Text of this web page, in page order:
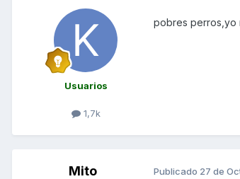
Usuarios
1,7k
pobres perros,yo
Mito Publicado 27 de